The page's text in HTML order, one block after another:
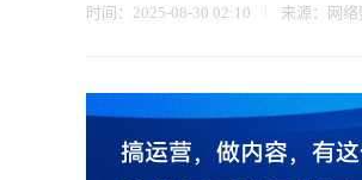
时间：2025-08-30 02:10 来源：网络